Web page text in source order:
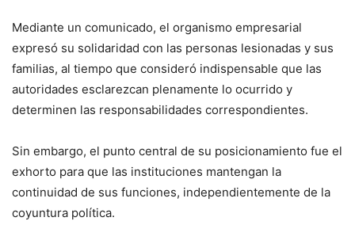
Mediante un comunicado, el organismo empresarial
expresó su solidaridad con las personas lesionadas y sus
familias, al tiempo que consideró indispensable que las
autoridades esclarezcan plenamente lo ocurrido y
determinen las responsabilidades correspondientes.
Sin embargo, el punto central de su posicionamiento fue el
exhorto para que las instituciones mantengan la
continuidad de sus funciones, independientemente de la
coyuntura política.